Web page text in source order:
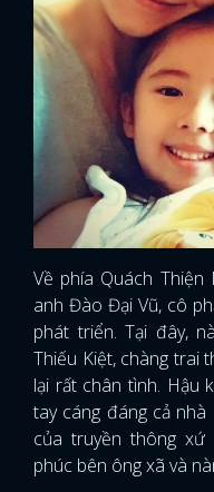
Về phía Quách
anh Đào Đại Vũ, cô
phát triển. Tại đây,
Thiếu Kiệt, chàng trai
lại rất chân tình. Hậu
tay cáng đáng cả
của truyền thông xứ
phúc bên ông xã và